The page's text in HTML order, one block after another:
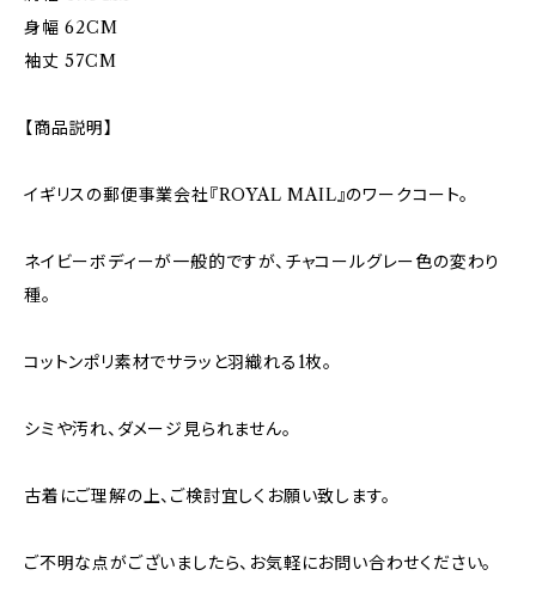
身幅 62CM
袖丈 57CM
【商品説明】
イギリスの郵便事業会社『ROYAL MAIL』のワークコート。
ネイビーボディーが一般的ですが、チャコールグレー色の変わり
種。
コットンポリ素材でサラッと羽織れる1枚。
シミや汚れ、ダメージ見られません。
古着にご理解の上、ご検討宜しくお願い致します。
ご不明な点がございましたら、お気軽にお問い合わせください。